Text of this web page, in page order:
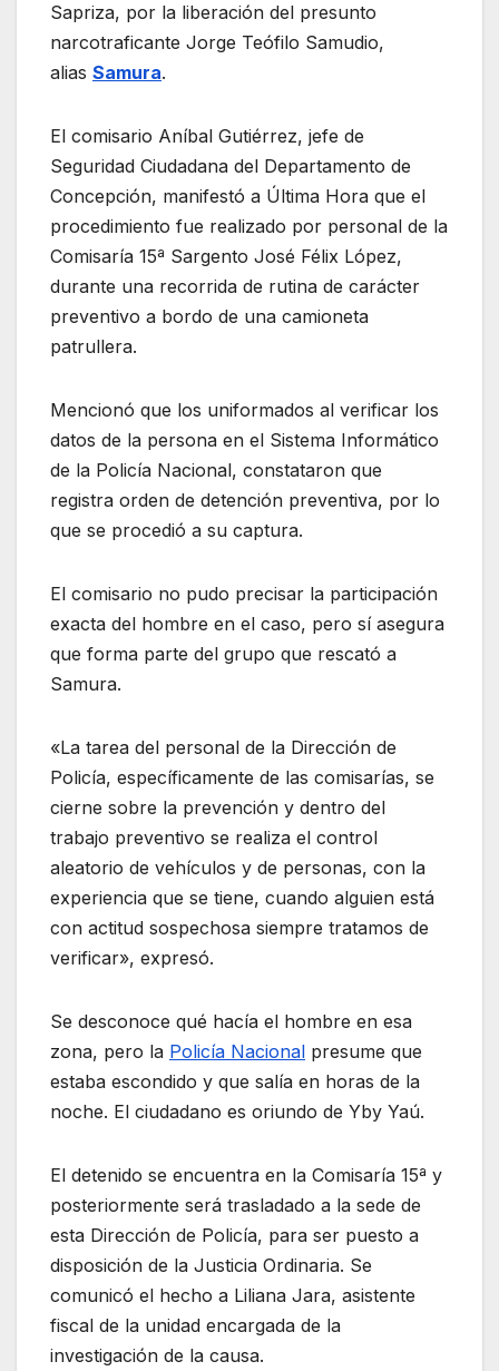
Sapriza, por la liberación del presunto
narcotraficante Jorge Teófilo Samudio,
alias Samura.
El comisario Aníbal Gutiérrez, jefe de
Seguridad Ciudadana del Departamento de
Concepción, manifestó a Última Hora que el
procedimiento fue realizado por personal de la
Comisaría 15ª Sargento José Félix López,
durante una recorrida de rutina de carácter
preventivo a bordo de una camioneta
patrullera.
Mencionó que los uniformados al verificar los
datos de la persona en el Sistema Informático
de la Policía Nacional, constataron que
registra orden de detención preventiva, por lo
que se procedió a su captura.
El comisario no pudo precisar la participación
exacta del hombre en el caso, pero sí asegura
que forma parte del grupo que rescató a
Samura.
«La tarea del personal de la Dirección de
Policía, específicamente de las comisarías, se
cierne sobre la prevención y dentro del
trabajo preventivo se realiza el control
aleatorio de vehículos y de personas, con la
experiencia que se tiene, cuando alguien está
con actitud sospechosa siempre tratamos de
verificar», expresó.
Se desconoce qué hacía el hombre en esa
zona, pero la Policía Nacional presume que
estaba escondido y que salía en horas de la
noche. El ciudadano es oriundo de Yby Yaú.
El detenido se encuentra en la Comisaría 15ª y
posteriormente será trasladado a la sede de
esta Dirección de Policía, para ser puesto a
disposición de la Justicia Ordinaria. Se
comunicó el hecho a Liliana Jara, asistente
fiscal de la unidad encargada de la
investigación de la causa.